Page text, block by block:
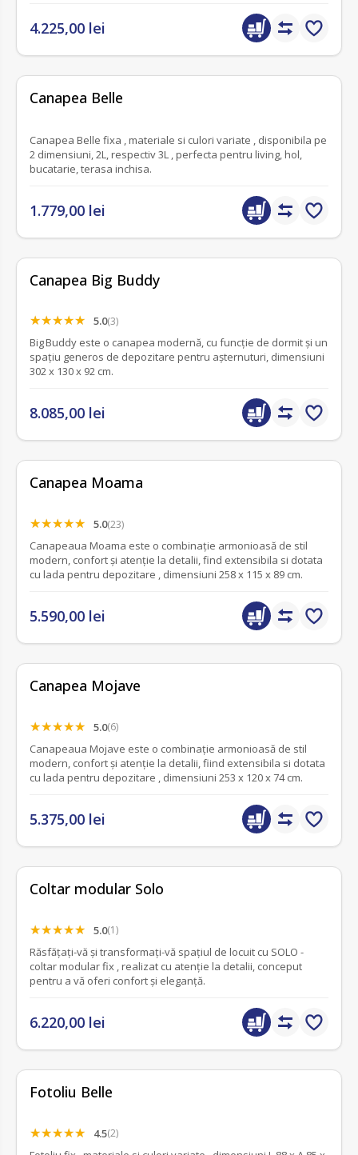
4.225,00 lei
Canapea Belle
Canapea Belle fixa , materiale si culori variate , disponibila pe
2 dimensiuni, 2L, respectiv 3L , perfecta pentru living, hol,
bucatarie, terasa inchisa.
1.779,00 lei
Canapea Big Buddy
5.0(3)
Big Buddy este o canapea modernă, cu funcție de dormit și un
spațiu generos de depozitare pentru așternuturi, dimensiuni
302 x 130 x 92 cm.
8.085,00 lei
Canapea Moama
5.0(23)
Canapeaua Moama este o combinație armonioasă de stil
modern, confort și atenție la detalii, find extensibila si dotata
cu lada pentru depozitare , dimensiuni 258 x 115 x 89 cm.
5.590,00 lei
Canapea Mojave
5.0(6)
Canapeaua Mojave este o combinație armonioasă de stil
modern, confort și atenție la detalii, fiind extensibila si dotata
cu lada pentru depozitare , dimensiuni 253 x 120 x 74 cm.
5.375,00 lei
Coltar modular Solo
5.0(1)
Răsfățați-vă și transformați-vă spațiul de locuit cu SOLO -
coltar modular fix , realizat cu atenție la detalii, conceput
pentru a vă oferi confort și eleganță.
6.220,00 lei
Fotoliu Belle
4.5(2)